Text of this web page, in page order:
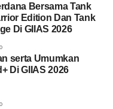
Bersama Tank
Edition Dan Tank
Di GIIAS 2026
serta Umumkan
Di GIIAS 2026